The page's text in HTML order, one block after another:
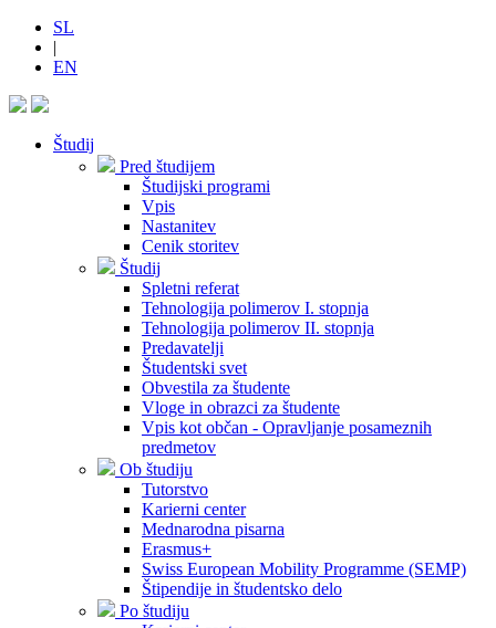
SL
|
EN
Študij
Pred študijem
Študijski programi
Vpis
Nastanitev
Cenik storitev
Študij
Spletni referat
Tehnologija polimerov I. stopnja
Tehnologija polimerov II. stopnja
Predavatelji
Študentski svet
Obvestila za študente
Vloge in obrazci za študente
Vpis kot občan - Opravljanje posameznih
predmetov
Ob študiju
Tutorstvo
Karierni center
Mednarodna pisarna
Erasmus+
Swiss European Mobility Programme (SEMP)
Štipendije in študentsko delo
Po študiju